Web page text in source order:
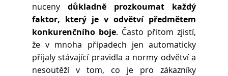
nuceny důkladně prozkoumat každý
faktor, který je v odvětví předmětem
konkurenčního boje. Často přitom zjistí,
že v mnoha případech jen automaticky
přijaly stávající pravidla a normy odvětví a
nesoutěží v tom, co je pro zákazníky